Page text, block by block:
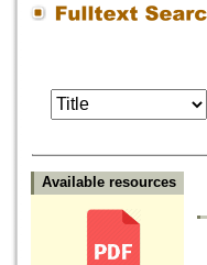
Available resources